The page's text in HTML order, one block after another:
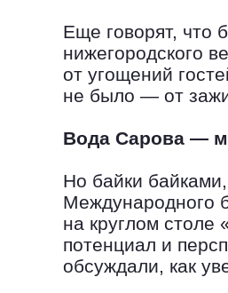
Еще говорят, что
нижегородского
от угощений
не было — от
Вода Сарова —
Но байки
Международного
на круглом столе
потенциал и
обсуждали, как